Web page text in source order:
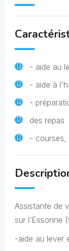
- aide au
- aide à
-
des repas
- courses,
Assistante de
sur l’Essonne
-aide au lever